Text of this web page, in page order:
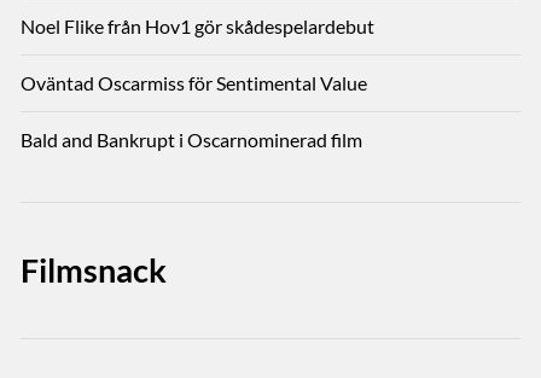
Noel Flike från Hov1 gör skådespelardebut
Oväntad Oscarmiss för Sentimental Value
Bald and Bankrupt i Oscarnominerad film
Filmsnack